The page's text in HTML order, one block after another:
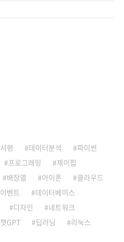
서평 데이터분석
파이썬
프로그래밍
제이펍
배장열 아이폰
클라우드
이벤트
데이터베이스
디자인
네트워크
챗GPT 딥러닝
리눅스